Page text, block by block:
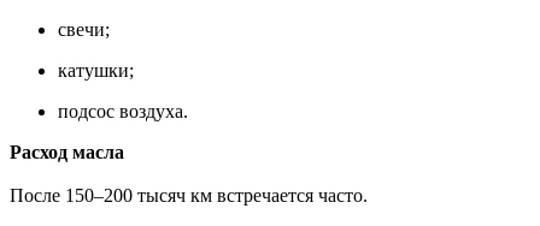
свечи;
катушки;
подсос воздуха.
Расход масла
После 150–200 тысяч км встречается часто.